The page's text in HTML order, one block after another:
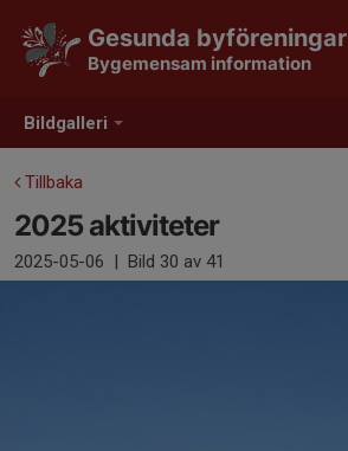
Bildgalleri
Gesunda byföreningar
Bygemensam information
Tillbaka
2025 aktiviteter
2025-05-06 | Bild 30 av 41